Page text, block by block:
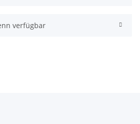
verfügbar